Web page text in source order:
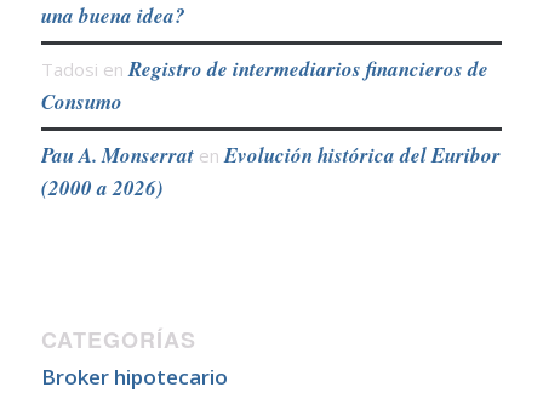
una buena idea?
Tadosi enRegistro de intermediarios financieros de
Consumo
Pau A. MonserratenEvolución histórica del Euribor
(2000 a 2026)
CATEGORÍAS
Broker hipotecario